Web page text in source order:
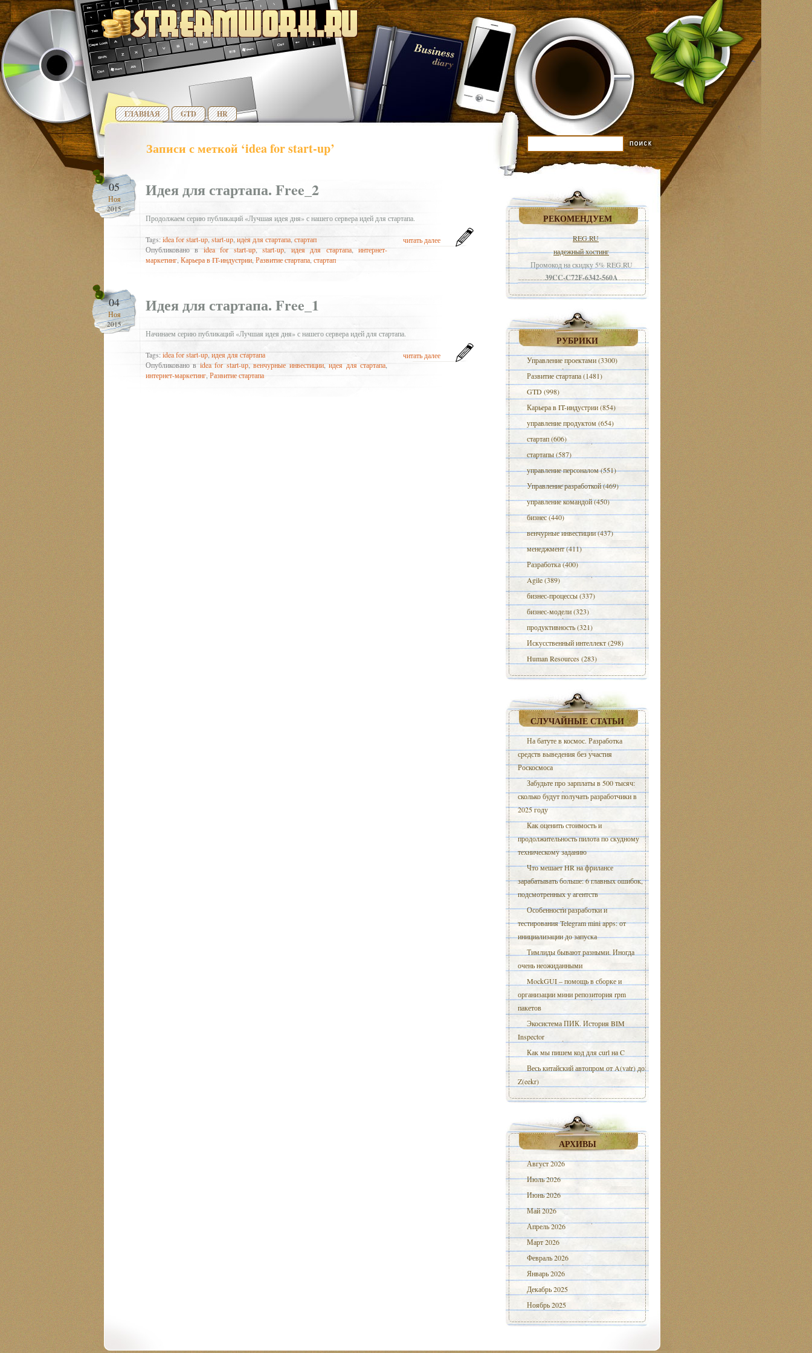
ГЛАВНАЯ GTD HR
Записи с меткой ‘idea for start-up’
05
Ноя
2015
Идея для стартапа. Free_2
Продолжаем серию публикаций «Лучшая идея дня» с нашего сервера идей для стартапа.
Tags:idea for start-up ,start-up, идея для стартапа стартап
Опубликовано в idea for start-up,start-up идея для стартапа,интернет-
маркетинг Карьера в IT-индустрии Развитие стартапа стартап
читать далее
04
Ноя
2015
Идея для стартапа. Free_1
Начинаем серию публикаций «Лучшая идея дня» с нашего сервера идей для стартапа.
Tags:idea for start-up ,идея для стартапа
Опубликовано в idea for start-up,венчурные инвестиции,идея для стартапа
интернет-маркетинг Развитие стартапа
читать далее
РЕКОМЕНДУЕМ
REG.RU
надежный хостинг
Промокод на скидку 5% REG.RU
39CC-C72F-6342-560A
РУБРИКИ
Управление проектами (3300)
Развитие стартапа (1481)
GTD (998)
Карьера в IT-индустрии (854)
управление продуктом (654)
стартап (606)
стартапы (587)
управление персоналом (551)
Управление разработкой (469)
управление командой (450)
бизнес (440)
венчурные инвестиции (437)
менеджмент (411)
Разработка (400)
Agile (389)
бизнес-процессы (337)
бизнес-модели (323)
продуктивность (321)
Искусственный интеллект (298)
Human Resources (283)
СЛУЧАЙНЫЕ СТАТЬИ
На батуте в космос. Разработка
средств выведения без участия
Роскосмоса
Забудьте про зарплаты в 500 тысяч:
сколько будут получать разработчики в
2025 году
Как оценить стоимость и
продолжительность пилота по скудному
техническому заданию
Что мешает HR на фрилансе
зарабатывать больше: 6 главных ошибок,
подсмотренных у агентств
Особенности разработки и
тестирования Telegram mini apps: от
инициализации до запуска
Тимлиды бывают разными. Иногда
очень неожиданными
MockGUI – помощь в сборке и
организации мини репозитория rpm
пакетов
Экосистема ПИК. История BIM
Inspector
Как мы пишем код для curl на C
Весь китайский автопром от A(vatr) до
Z(eekr)
АРХИВЫ
Август 2026
Июль 2026
Июнь 2026
Май 2026
Апрель 2026
Март 2026
Февраль 2026
Январь 2026
Декабрь 2025
Ноябрь 2025